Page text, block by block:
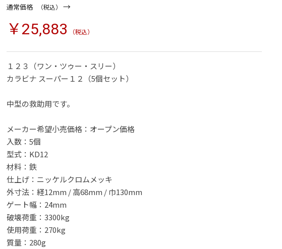
通常価格 （税込） →
￥25,883 （税込）
１２３（ワン・ツゥー・スリー）
カラビナ スーパー１２（5個セット）
中型の救助用です。
メーカー希望小売価格：オープン価格
入数：5個
型式：KD12
材料：鉄
仕上げ：ニッケルクロムメッキ
外寸法：経12mm / 高68mm / 巾130mm
ゲート幅：24mm
破壊荷重：3300kg
使用荷重：270kg
質量：280g